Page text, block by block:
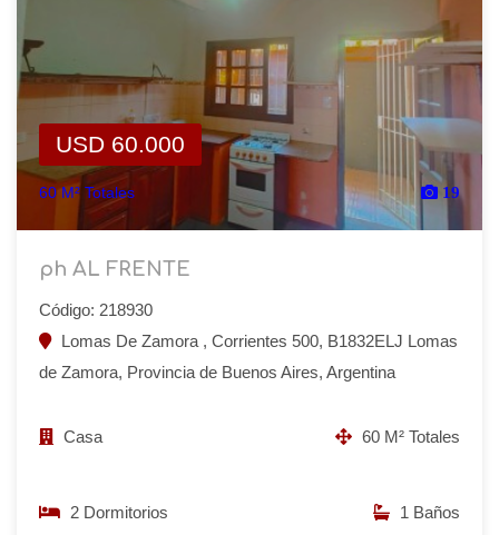
USD 60.000
60 M² Totales 19
ph AL FRENTE
Código: 218930
Lomas De Zamora , Corrientes 500, B1832ELJ Lomas
de Zamora, Provincia de Buenos Aires, Argentina
Casa 60 M² Totales
2 Dormitorios 1 Baños